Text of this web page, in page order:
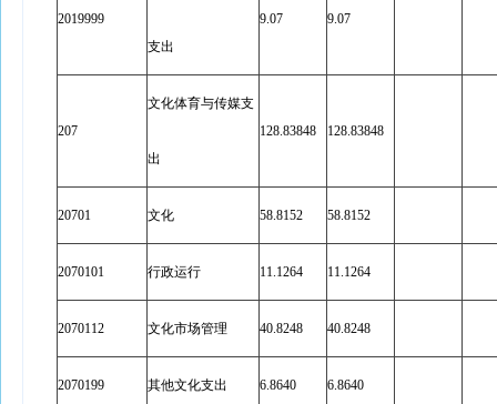
2019999
支出
9.07 9.07
207
文化体育与传媒支
出
128.83848 128.83848
20701 文化 58.8152 58.8152
2070101 行政运行 11.1264 11.1264
2070112 文化市场管理 40.8248 40.8248
2070199 其他文化支出 6.8640 6.8640